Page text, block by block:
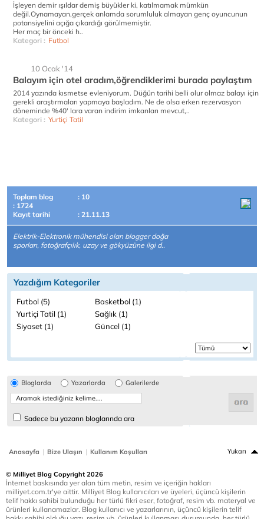
İşleyen demir ışıldar demiş büyükler ki, katılmamak mümkün
değil.Oynamayan,gerçek anlamda sorumluluk almayan genç oyuncunun
potansiyelini açığa çıkardığı görülmemiştir.
Her maç bir önceki h..
Kategori : Futbol
10 Ocak '14
Balayım için otel aradım,öğrendiklerimi burada paylaştım
2014 yazında kısmetse evleniyorum. Düğün tarihi belli olur olmaz balayı için
gerekli araştırmaları yapmaya başladım. Ne de olsa erken rezervasyon
döneminde %40' lara varan indirim imkanları mevcut,..
Kategori : Yurtiçi Tatil
Toplam blog
: 10
: 1724
Kayıt tarihi
: 21.11.13
Elektrik-Elektronik mühendisi olan blogger doğa
sporları, fotoğrafçılık, uzay ve gökyüzüne ilgi d..
Yazdığım Kategoriler
Futbol (5)
Basketbol (1)
Yurtiçi Tatil (1)
Sağlık (1)
Siyaset (1)
Güncel (1)
Bloglarda Yazarlarda Galerilerde
Sadece bu yazarın bloglarında ara
Anasayfa | Bize Ulaşın | Kullanım Koşulları Yukarı
© Milliyet Blog Copyright 2026
İnternet baskısında yer alan tüm metin, resim ve içeriğin hakları
milliyet.com.tr'ye aittir. Milliyet Blog kullanıcıları ve üyeleri, üçüncü kişilerin
telif hakkı sahibi bulunduğu her türlü fikri eser, fotoğraf, resim vb. materyal ve
ürünleri kullanamazlar. Blog kullanıcı ve yazarlarının, üçüncü kişilerin telif